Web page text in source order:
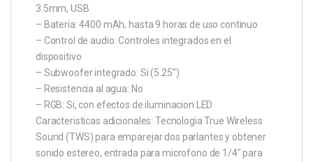
3.5mm, USB
– Bateria: 4400 mAh, hasta 9 horas de uso continuo
– Control de audio: Controles integrados en el
dispositivo
– Subwoofer integrado: Si (5.25″)
– Resistencia al agua: No
– RGB: Si, con efectos de iluminacion LED
Caracteristicas adicionales: Tecnologia True Wireless
Sound (TWS) para emparejar dos parlantes y obtener
sonido estereo, entrada para microfono de 1/4″ para